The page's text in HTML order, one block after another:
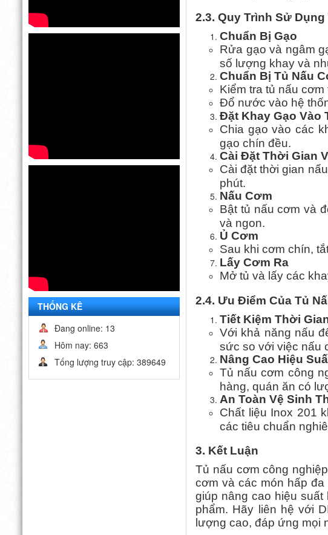
THỐNG KÊ
Đang online: 13
Hôm nay: 663
Tống lượng truy cập: 389649
2.3. Quy Trình Sử
Chuẩn Bị Gạo
Rửa gạo và ngâm
số lượng khay và
Chuẩn Bị Tủ Nấu
Kiểm tra tủ nấu
Đổ nước vào hệ
Đặt Khay Gạo Vào
Chia gạo vào các
gạo chín đều.
Cài Đặt Thời Gian
Cài đặt thời gian
phút.
Nấu Cơm
Bật tủ nấu cơm và
và ngon.
Ủ Cơm
Sau khi cơm chín,
Lấy Cơm Ra
Mở tủ và lấy các
2.4. Ưu Điểm Của Tủ
Tiết Kiệm Thời
Với khả năng nấu
sức so với việc nấu
Nâng Cao Hiệu
Tủ nấu cơm công
hàng, quán ăn có
An Toàn Vệ Sinh
Chất liệu Inox 201
các tiêu chuẩn
3. Kết Luận
Tủ nấu cơm công
cơm và các món hấp
giúp nâng cao hiệu
phẩm. Hãy liên hệ với
lượng cao, đáp ứng mọi